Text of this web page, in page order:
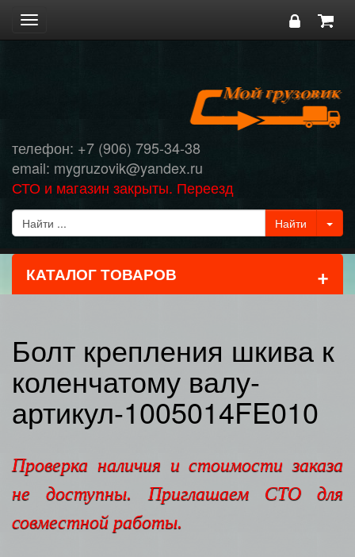
Toggle
navigation
телефон: +7 (906) 795-34-38
email: mygruzovik@yandex.ru
СТО и магазин закрыты. Переезд
КАТАЛОГ ТОВАРОВ +
Болт крепления шкива к
коленчатому валу-
артикул-1005014FE010
Проверка наличия и стоимости заказа
не доступны. Приглашаем СТО для
совместной работы.